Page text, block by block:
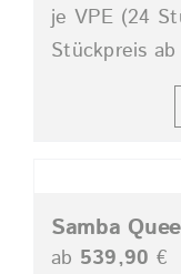
je VPE (24
Stückpreis ab
Samba
ab 539,90 €